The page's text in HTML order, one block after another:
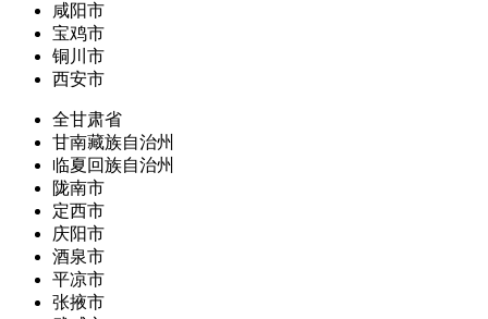
咸阳市
宝鸡市
铜川市
西安市
全甘肃省
甘南藏族自治州
临夏回族自治州
陇南市
定西市
庆阳市
酒泉市
平凉市
张掖市